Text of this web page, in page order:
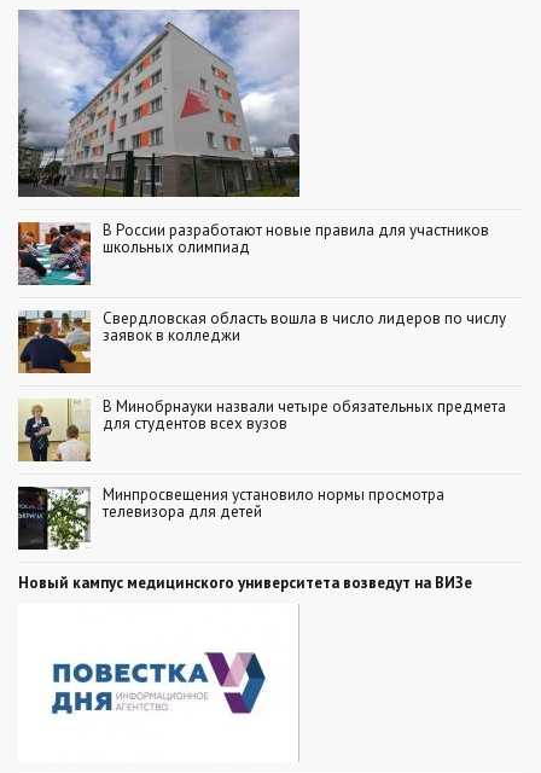
В России разработают новые правила для участников
школьных олимпиад
Свердловская область вошла в число лидеров по числу
заявок в колледжи
В Минобрнауки назвали четыре обязательных предмета
для студентов всех вузов
Минпросвещения установило нормы просмотра
телевизора для детей
Новый кампус медицинского университета возведут на ВИЗе